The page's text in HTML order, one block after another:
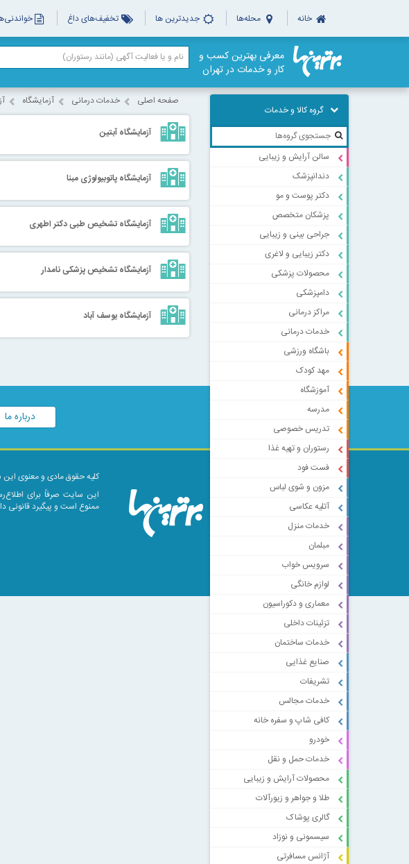
خانه محله‌ها جدیدترین ها تخفیف‌های داغ
معرفی بهترین کسب و
کار و خدمات در تهران
گروه کالا و خدمات
سالن آرایش و زیبایی
دندانپزشک
دکتر پوست و مو
پزشکان متخصص
جراحی بینی و زیبایی
دکتر زیبایی و لاغری
محصولات پزشکی
دامپزشکی
مراکز درمانی
خدمات درمانی
باشگاه ورزشی
مهد کودک
آموزشگاه
مدرسه
تدریس خصوصی
رستوران و تهیه غذا
فست فود
مزون و شوی لباس
آتلیه عکاسی
خدمات منزل
مبلمان
سرویس خواب
لوازم خانگی
معماری و دکوراسیون
تزئینات داخلی
خدمات ساختمان
صنایع غذایی
تشریفات
خدمات مجالس
کافی شاپ و سفره خانه
خودرو
خدمات حمل و نقل
محصولات آرایش و زیبایی
طلا و جواهر و زیورآلات
گالری پوشاک
سیسمونی و نوزاد
آژانس مسافرتی
صفحه اصلی خدمات درمانی آزمایشگاه
آزمایشگاه آبتین
آزمایشگاه پاتوبیولوژی مبنا
آزمایشگاه تشخیص طبی دکتر اطهری
آزمایشگاه تشخیص پزشکی نامدار
آزمایشگاه یوسف آباد
درباره ما
کلیه حقوق مادی و معنوی این
این سایت صرفاً برای
ممنوع است و پیگیرد قانونی